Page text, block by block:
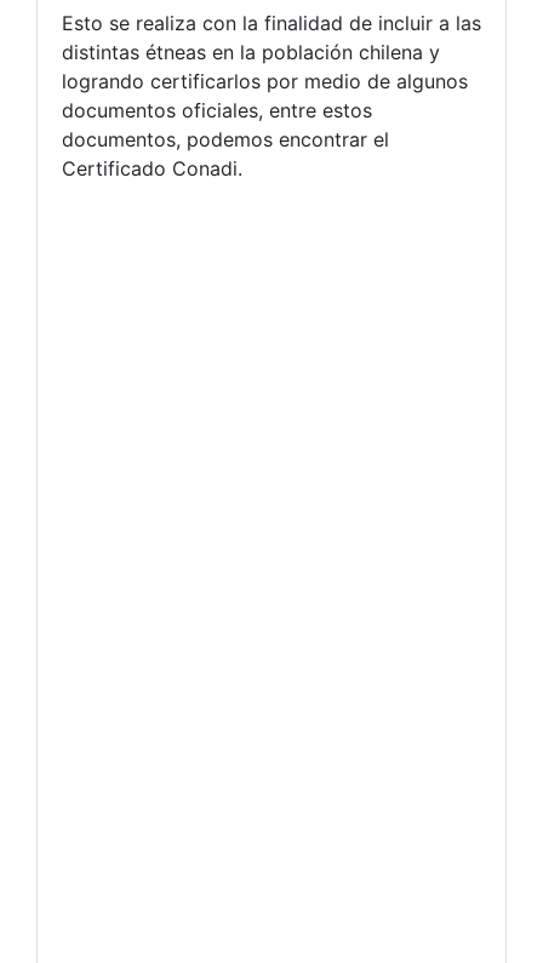
Esto se realiza con la finalidad de incluir a las
distintas étneas en la población chilena y
logrando certificarlos por medio de algunos
documentos oficiales, entre estos
documentos, podemos encontrar el
Certificado Conadi.